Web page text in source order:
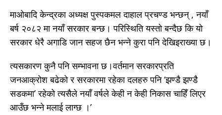
माओबादि केन्द्रका अध्यक्ष पुस्पकमल दाहाल प्रचण्ड भन्छन् , नयाँ
बर्ष २०८२ मा नयाँ सरकार बन्छ। परिस्थिति यस्तो बन्दैछ कि यो
सरकार धेरै अगाडि जान सहज छैन भन्ने कुरा पनि देखिइराख्या छ।
त्यसकारण कुनै पनि सम्भावना छ।वर्तमान सरकारप्रति
जनआक्रोश बढेको र सरकारमा रहेका दलहरु पनि ‘झण्डै झण्डै
सडकमा’ रहेको त्यसैले नयाँ वर्षले केही न केही निकास चाहिँ लिएर
आउँछ भन्ने मलाई लाग्छ ।’